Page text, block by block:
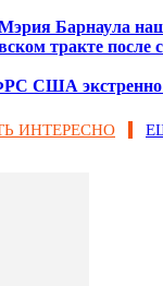
Барнаула
тракте после
США экстренно
ИНТЕРЕСНО